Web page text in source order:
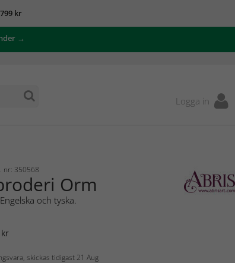
kr
→
Logga in
nr: 350568
Orm
och tyska.
kr
skickas tidigast 21 Aug